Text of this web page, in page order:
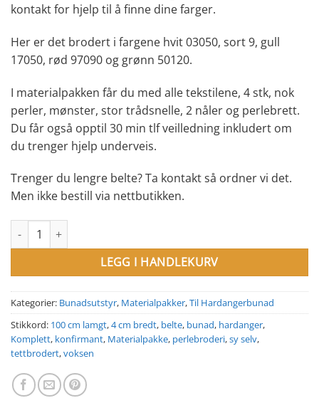
kontakt for hjelp til å finne dine farger.
Her er det brodert i fargene hvit 03050, sort 9, gull
17050, rød 97090 og grønn 50120.
I materialpakken får du med alle tekstilene, 4 stk, nok
perler, mønster, stor trådsnelle, 2 nåler og perlebrett.
Du får også opptil 30 min tlf veilledning inkludert om
du trenger hjelp underveis.
Trenger du lengre belte? Ta kontakt så ordner vi det.
Men ikke bestill via nettbutikken.
Materialpakke. Universal belte nr 5 antall
LEGG I HANDLEKURV
Kategorier: Bunadsutstyr, Materialpakker,Til Hardangerbunad
Stikkord: 100 cm lamgt,4 cm bredt, belte, bunad, hardanger,
Komplett, konfirmant, Materialpakke, perlebroderi,sy selv,
tettbrodert,voksen